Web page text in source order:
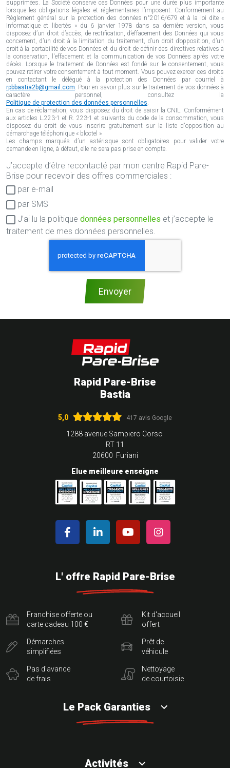
supprimées. La Société conserve ces Données pour une durée plus importante
lorsque les obligations légales et réglementaires l’imposent. Conformément au
Règlement général sur la protection des données n°2016/679 et à la loi dite «
Informatique et libertés » du 6 janvier 1978 dans sa dernière version, vous
disposez d’un droit d’accès, de rectification, d’effacement des Données qui vous
concernent, d’un droit à la limitation du traitement, d’un droit d’opposition, d’un
droit à la portabilité de vos Données et du droit de définir des directives relatives à
la conservation, l'effacement et la communication de vos Données après votre
décès. Lorsque le traitement de Données est fondé sur le consentement, vous
pouvez retirer votre consentement à tout moment. Vous pouvez exercer ces droits
en contactant le délégué à la protection des Données par courriel à
rpbbastia2b@gmail.com. Pour en savoir plus sur le traitement de vos données à
caractère personnel, consultez la
Politique de protection des données personnelles.
En cas de réclamation, vous disposez du droit de saisir la CNIL. Conformément
aux articles L.223-1 et R. 223-1 et suivants du code de la consommation, vous
disposez du droit de vous inscrire gratuitement sur la liste d'opposition au
démarchage téléphonique « bloctel »
Les champs marqués d’un astérisque sont obligatoires pour valider votre
demande en ligne, à défaut, elle ne sera pas prise en compte.
Consentement
RGPD
J’accepte d’être recontacté par mon centre Rapid Pare-
Brise pour recevoir des offres commerciales :
par e-mail
par SMS
J’ai lu la politique données personnelles et j’accepte le
traitement de mes données personnelles.
Envoyer
Rapid Pare-Brise
Bastia
5,0 417 avis Google
1288 avenue Sampiero Corso
RT 11
20600 Furiani
Elue meilleure enseigne
L' offre Rapid Pare-Brise
Franchise offerte ou
carte cadeau 100 €
Démarches
simplifiées
Pas d'avance
de frais
Kit d'accueil
offert
Prêt de
véhicule
Nettoyage
de courtoisie
Le Pack Garanties
Activités